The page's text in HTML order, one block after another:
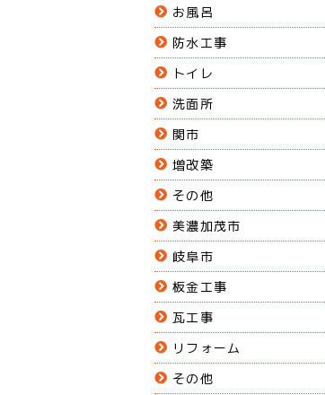
お風呂
防水工事
トイレ
洗面所
関市
増改築
その他
美濃加茂市
岐阜市
板金工事
瓦工事
リフォーム
その他